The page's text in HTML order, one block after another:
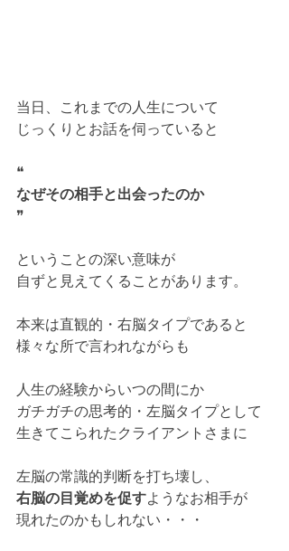
当日、これまでの人生について
じっくりとお話を伺っていると
❝
なぜその相手と出会ったのか
❞
ということの深い意味が
自ずと見えてくることがあります。
本来は直観的・右脳タイプであると
様々な所で言われながらも
人生の経験からいつの間にか
ガチガチの思考的・左脳タイプとして
生きてこられたクライアントさまに
左脳の常識的判断を打ち壊し、
右脳の目覚めを促すようなお相手が
現れたのかもしれない・・・